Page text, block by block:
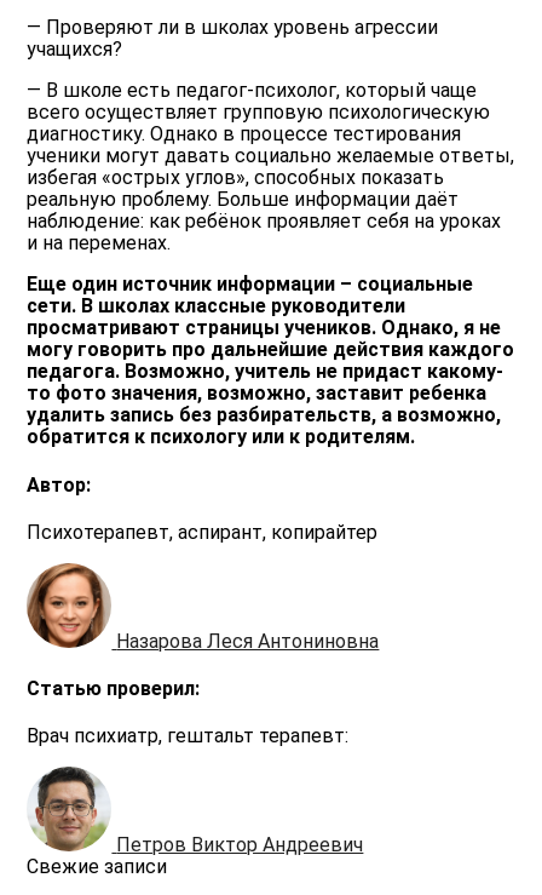
— Проверяют ли в школах уровень агрессии
учащихся?
— В школе есть педагог-психолог, который чаще
всего осуществляет групповую психологическую
диагностику. Однако в процессе тестирования
ученики могут давать социально желаемые ответы,
избегая «острых углов», способных показать
реальную проблему. Больше информации даёт
наблюдение: как ребёнок проявляет себя на уроках
и на переменах.
Еще один источник информации – социальные
сети. В школах классные руководители
просматривают страницы учеников. Однако, я не
могу говорить про дальнейшие действия каждого
педагога. Возможно, учитель не придаст какому-
то фото значения, возможно, заставит ребенка
удалить запись без разбирательств, а возможно,
обратится к психологу или к родителям.
Автор:
Психотерапевт, аспирант, копирайтер
Назарова Леся Антониновна
Статью проверил:
Врач психиатр, гештальт терапевт:
Петров Виктор Андреевич
Свежие записи